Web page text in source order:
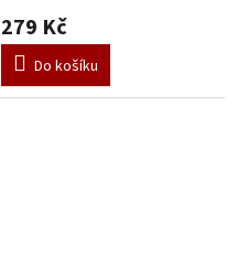
279 Kč
Do košíku